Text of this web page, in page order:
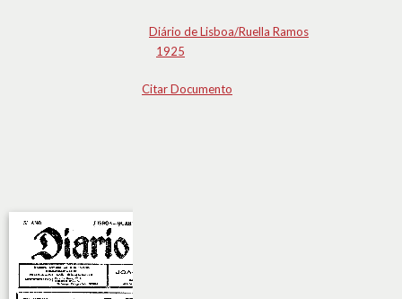
Diário de Lisboa/Ruella Ramos
1925
Citar Documento